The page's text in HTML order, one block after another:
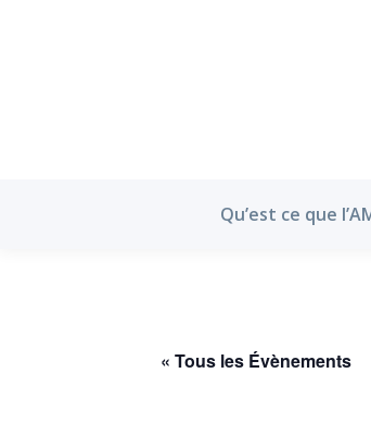
Qu’est ce que
« Tous les Évènements